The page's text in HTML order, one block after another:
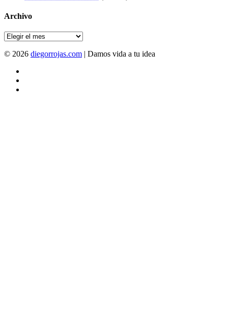
Archivo
Archivo
© 2026 diegorrojas.com | Damos vida a tu idea